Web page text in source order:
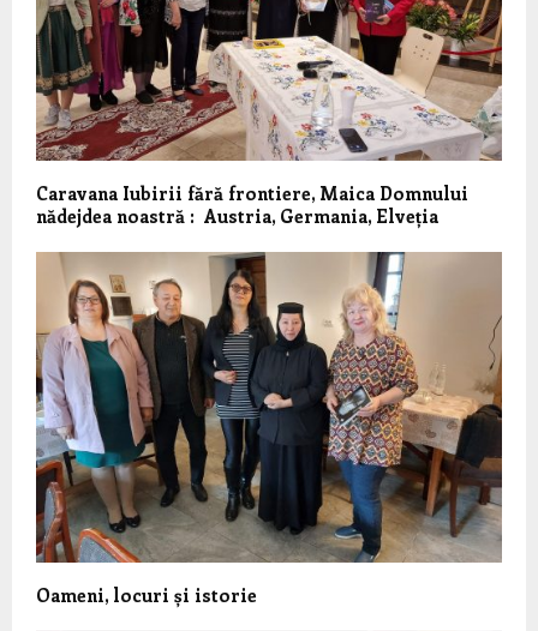
Caravana Iubirii fără frontiere, Maica Domnului
nădejdea noastră : Austria, Germania, Elveția
Oameni, locuri și istorie